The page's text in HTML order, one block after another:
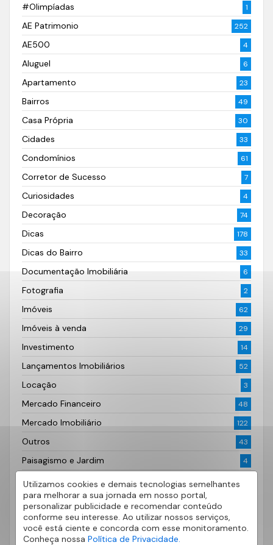
Utilizamos cookies e demais tecnologias semelhantes
para melhorar a sua jornada em nosso portal,
personalizar publicidade e recomendar conteúdo
conforme seu interesse. Ao utilizar nossos serviços,
você está ciente e concorda com esse monitoramento.
Conheça nossa Política de Privacidade.
#Olimpíadas 1
AE Patrimonio 252
AE500 4
Aluguel 6
Apartamento 23
Bairros 49
Casa Própria 30
Cidades 33
Condomínios 61
Corretor de Sucesso 7
Curiosidades 4
Decoração 74
Dicas 178
Dicas do Bairro 33
Documentação Imobiliária 6
Fotografia 2
Imóveis 62
Imóveis à venda 29
Investimento 14
Lançamentos Imobiliários 52
Locação 3
Mercado Financeiro 48
Mercado Imobiliário 122
Outros 43
Paisagismo e Jardim 4
Primeiro Imóvel
Projetos Inspiradores
Quero Alugar
Quero Anunciar